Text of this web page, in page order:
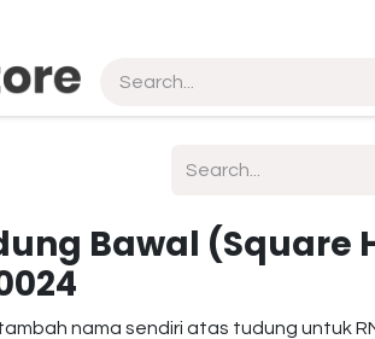
Bawal (Square
nama sendiri atas tudung untuk